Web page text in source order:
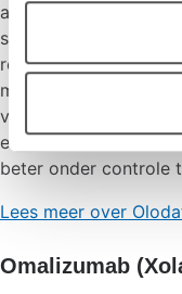
spieren rond de
receptoren, zodat
makkelijker
vaak gebruikt bij
en aanvallen te
beter onder controle
Lees meer over
Omalizumab